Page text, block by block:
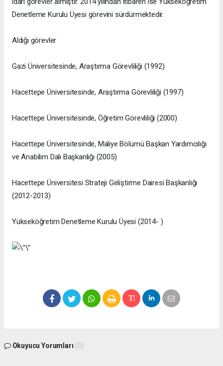
Denetleme Kurulu Üyesi görevini sürdürmektedir.
Aldığı görevler
Gazi Üniversitesinde, Araştırma Görevliliği (1992)
Hacettepe Üniversitesinde, Araştırma Görevliliği (1997)
Hacettepe Üniversitesinde, Öğretim Görevliliği (2000)
Hacettepe Üniversitesinde, Maliye Bölümü Başkan Yardımcılığı
ve Anabilim Dalı Başkanlığı (2005)
Hacettepe Üniversitesi Strateji Geliştirme Dairesi Başkanlığı
(2012-2013)
Yükseköğretim Denetleme Kurulu Üyesi (2014- )
Okuyucu Yorumları (0)